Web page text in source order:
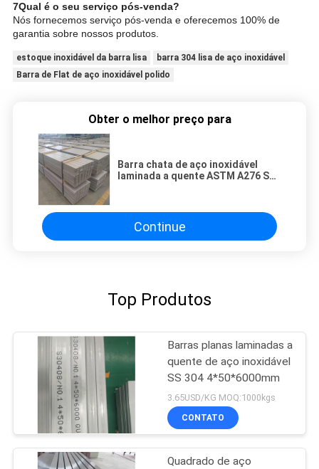
7Qual é o seu serviço pós-venda?
Nós fornecemos serviço pós-venda e oferecemos 100% de
garantia sobre nossos produtos.
estoque inoxidável da barra lisa
barra 304 lisa de aço inoxidável
Barra de Flat de aço inoxidável polido
Obter o melhor preço para
Barra chata de aço inoxidável
laminada a quente ASTM A276 SS
Continue
Top Produtos
Barras planas laminadas a
quente de aço inoxidável
SS 304 4*50*6000mm
3.65USD/KG MOQ:1000kgs
CONTATO
Quadrado de aço